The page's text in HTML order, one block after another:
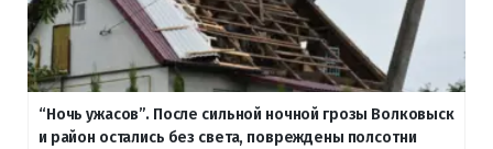
“Ночь ужасов”. После сильной ночной грозы Волковыск
и район остались без света, повреждены полсотни